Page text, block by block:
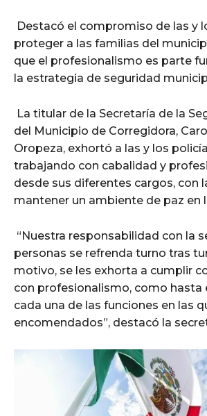
Destacó el compromiso de las y
proteger a las familias del
que el profesionalismo es parte
la estrategia de seguridad
La titular de la Secretaría de la
del Municipio de Corregidora,
Oropeza, exhortó a las y los
trabajando con cabalidad y
desde sus diferentes cargos, con
mantener un ambiente de paz en
“Nuestra responsabilidad con la
personas se refrenda turno tras
motivo, se les exhorta a cumplir
con profesionalismo, como hasta
cada una de las funciones en las
encomendados”, destacó la